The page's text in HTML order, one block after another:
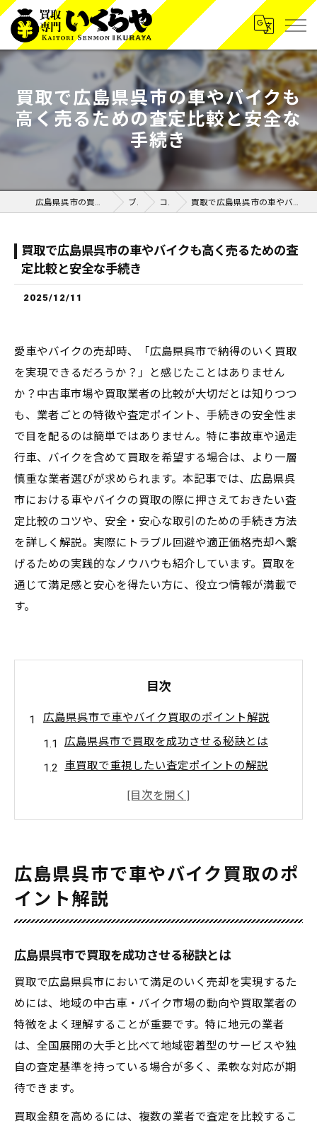
買取で広島県呉市の車やバイクも
高く売るための査定比較と安全な
手続き
広島県呉市の買取なら買取専門いくらや呉広店 ブログ コラム 買取で広島県呉市の車やバイクも高く売るための査定比較と安全な手続き
買取で広島県呉市の車やバイクも高く売るための査
定比較と安全な手続き
2025/12/11
愛車やバイクの売却時、「広島県呉市で納得のいく買取
を実現できるだろうか？」と感じたことはありません
か？中古車市場や買取業者の比較が大切だとは知りつつ
も、業者ごとの特徴や査定ポイント、手続きの安全性ま
で目を配るのは簡単ではありません。特に事故車や過走
行車、バイクを含めて買取を希望する場合は、より一層
慎重な業者選びが求められます。本記事では、広島県呉
市における車やバイクの買取の際に押さえておきたい査
定比較のコツや、安全・安心な取引のための手続き方法
を詳しく解説。実際にトラブル回避や適正価格売却へ繋
げるための実践的なノウハウも紹介しています。買取を
通じて満足感と安心を得たい方に、役立つ情報が満載で
す。
目次
広島県呉市で車やバイク買取のポイント解説
広島県呉市で買取を成功させる秘訣とは
車買取で重視したい査定ポイントの解説
バイク買取で失敗しない事前準備のコツ
愛車の高価買取を叶える査定比較術
複数業者で愛車の買取査定額を比較するコ
買取査定で高評価を得るためのポイント
オンライン買取査定の活用と注意点を紹介
高価買取を実現するための交渉術とは
車買取相場表の見方と有効な使い方
バイク買取も安心して任せられる理由
バイク買取業者選びで重視すべき基準とは
安心してバイク買取を任せるための手順
バイクの買取査定額アップにつながる工夫
広島県呉市で車やバイク買取のポ
イント解説
広島県呉市で買取を成功させる秘訣とは
買取で広島県呉市において満足のいく売却を実現するた
めには、地域の中古車・バイク市場の動向や買取業者の
特徴をよく理解することが重要です。特に地元の業者
は、全国展開の大手と比べて地域密着型のサービスや独
自の査定基準を持っている場合が多く、柔軟な対応が期
待できます。
買取金額を高めるには、複数の業者で査定を比較するこ